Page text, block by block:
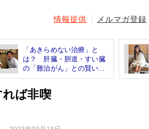
情報提供 メルマガ登録
「あきらめない治療」と
は？ 肝臓・胆道・すい臓
の「難治がん」との賢い...
ば非喫